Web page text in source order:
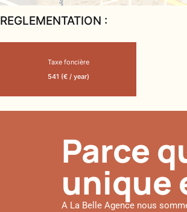
REGLEMENTATION :
Taxe foncière
541 (€ / year)
Parce
unique
A La Belle Agence nous